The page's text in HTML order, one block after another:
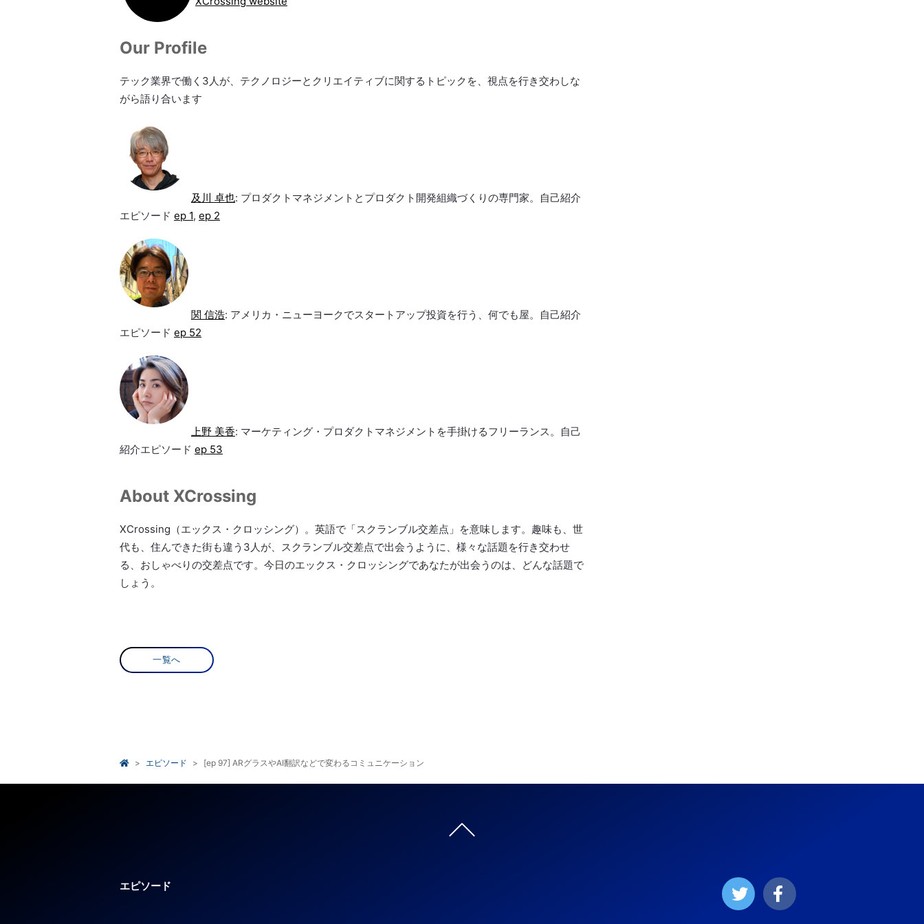
Our Profile
テック業界で働く3人が、テクノロジーとクリエイティブに関するトピックを、視点を行き交わしな
がら語り合います
及川 卓也: プロダクトマネジメントとプロダクト開発組織づくりの専門家。自己紹介
エピソード ep 1, ep 2
関 信浩: アメリカ・ニューヨークでスタートアップ投資を行う、何でも屋。自己紹介
エピソード ep 52
上野 美香: マーケティング・プロダクトマネジメントを手掛けるフリーランス。自己
紹介エピソード ep 53
About XCrossing
XCrossing（エックス・クロッシング）。英語で「スクランブル交差点」を意味します。趣味も、世
代も、住んできた街も違う3人が、スクランブル交差点で出会うように、様々な話題を行き交わせ
る、おしゃべりの交差点です。今日のエックス・クロッシングであなたが出会うのは、どんな話題で
しょう。
一覧へ
エピソード [ep 97] ARグラスやAI翻訳などで変わるコミュニケーション
エピソード